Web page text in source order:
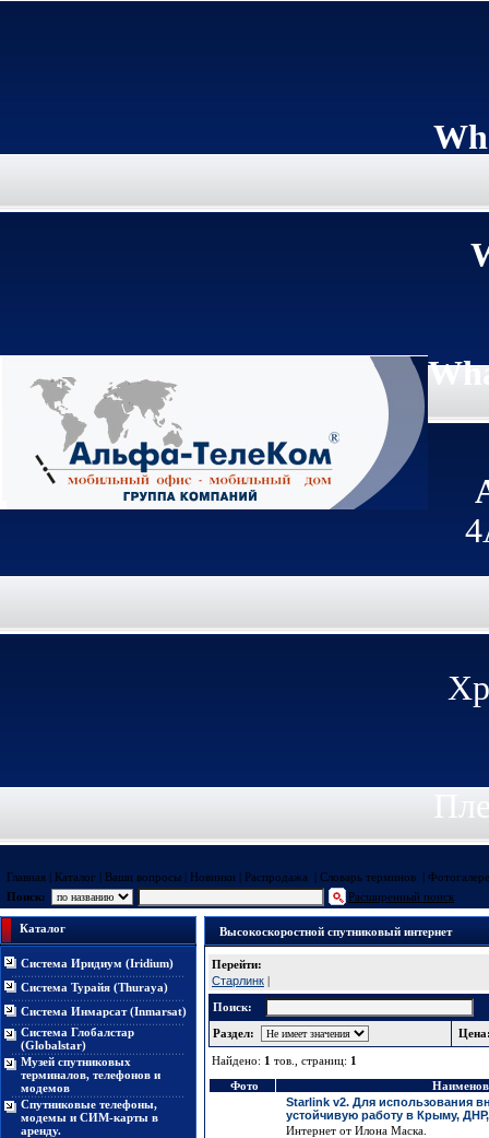
Главная | Каталог | Ваши вопросы | Новинки | Распродажа | Словарь терминов |
Поиск:
Расширенный поиск
Каталог
Система Иридиум (Iridium)
Система Турайя (Thuraya)
Система Инмарсат (Inmarsat)
Система Глобалстар
(Globalstar)
Музей спутниковых
терминалов, телефонов и
модемов
Спутниковые телефоны,
модемы и СИМ-карты в
аренду.
Высокоскоростной спутниковый интернет
Перейти:
Старлинк |
Поиск:
Раздел:
Найдено: 1 тов., страниц: 1
Фото
Starlink v2. Для использования
устойчивую работу в Крыму,
Интернет от Илона Маска.